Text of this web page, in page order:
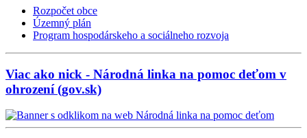
Rozpočet obce
Územný plán
Program hospodárskeho a sociálneho rozvoja
Viac ako nick - Národná linka na pomoc deťom v
ohrození (gov.sk)